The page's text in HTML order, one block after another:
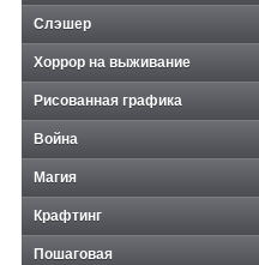
Слэшер
Хоррор на выживание
Рисованная графика
Война
Магия
Крафтинг
Пошаговая